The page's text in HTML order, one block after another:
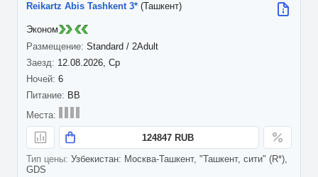
12.08.2026, Ср
6
Reikartz Abis Tashkent 3* (Ташкент)
Standard / 2Adult
BB
124847 RUB
Узбекистан: Москва-Ташкент, "Ташкент, сити" (R*),
GDS
Эконом